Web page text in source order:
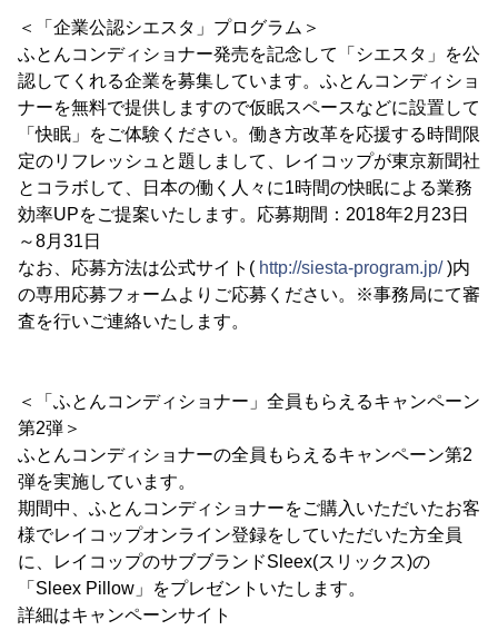
＜「企業公認シエスタ」プログラム＞
ふとんコンディショナー発売を記念して「シエスタ」を公
認してくれる企業を募集しています。ふとんコンディショ
ナーを無料で提供しますので仮眠スペースなどに設置して
「快眠」をご体験ください。働き方改革を応援する時間限
定のリフレッシュと題しまして、レイコップが東京新聞社
とコラボして、日本の働く人々に1時間の快眠による業務
効率UPをご提案いたします。応募期間：2018年2月23日
～8月31日
なお、応募方法は公式サイト( http://siesta-program.jp/)内
の専用応募フォームよりご応募ください。※事務局にて審
査を行いご連絡いたします。
＜「ふとんコンディショナー」全員もらえるキャンペーン
第2弾＞
ふとんコンディショナーの全員もらえるキャンペーン第2
弾を実施しています。
期間中、ふとんコンディショナーをご購入いただいたお客
様でレイコップオンライン登録をしていただいた方全員
に、レイコップのサブブランドSleex(スリックス)の
「Sleex Pillow」をプレゼントいたします。
詳細はキャンペーンサイト